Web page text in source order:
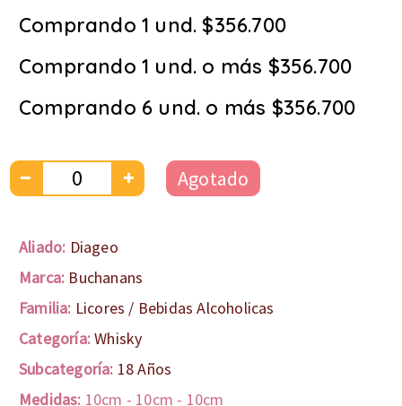
Comprando 1 und. $356.700
Comprando 1 und. o más $356.700
Comprando 6 und. o más $356.700
Agotado
Aliado: Diageo
Marca: Buchanans
Familia: Licores / Bebidas Alcoholicas
Categoría:Whisky
Subcategoría: 18 Años
Medidas: 10cm - 10cm - 10cm